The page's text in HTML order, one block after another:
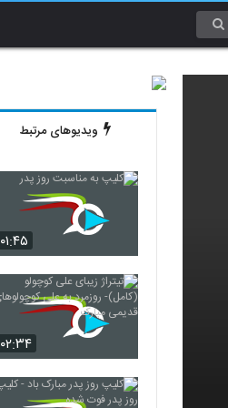
ویدیوهای مرتبط
۰۱:۴۵
۰۲:۳۴